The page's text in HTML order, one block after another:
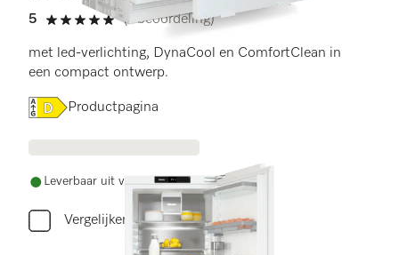
5
5 sterren van de 5
(1 beoordeling)
met led-verlichting, DynaCool en ComfortClean in
een compact ontwerp.
Online Label Flag, Energielabel
Productpagina
Leverbaar uit voorraad met gratis levering
Vergelijken